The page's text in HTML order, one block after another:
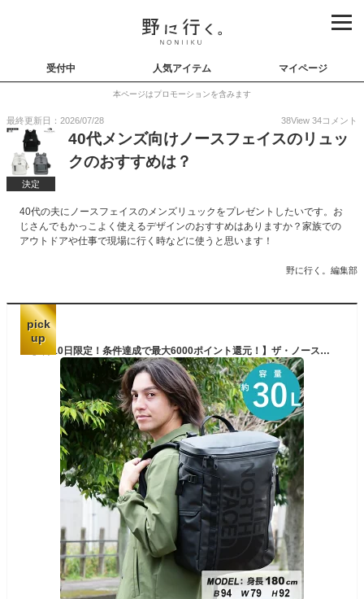
受付中 人気アイテム マイページ
本ページはプロモーションを含みます
最終更新日：2026/07/28 38View 34コメント
決定
40代メンズ向けノースフェイスのリュッ
クのおすすめは？
40代の夫にノースフェイスのメンズリュックをプレゼントしたいです。お
じさんでもかっこよく使えるデザインのおすすめはありますか？家族での
アウトドアや仕事で現場に行く時などに使うと思います！
野に行く。編集部
pick
up
【6月10日限定！条件達成で最大6000ポイント還元！】ザ・ノース・フェイス リュック 30L メンズ レディース BCヒューズボックス2 BC Fuse Box II ブラック NM82255 K THE NORTH FACE バックパック バッグ ノースフェイス